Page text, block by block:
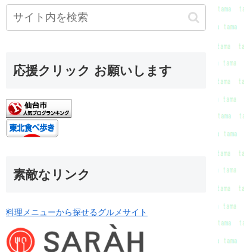
応援クリック お願いします
素敵なリンク
料理メニューから探せるグルメサイト